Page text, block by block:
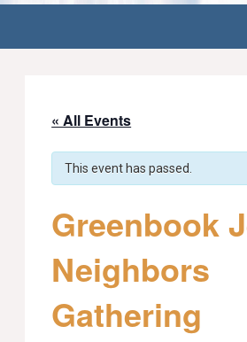
« All Events
This event has passed.
Greenbook
Neighbors
Gathering